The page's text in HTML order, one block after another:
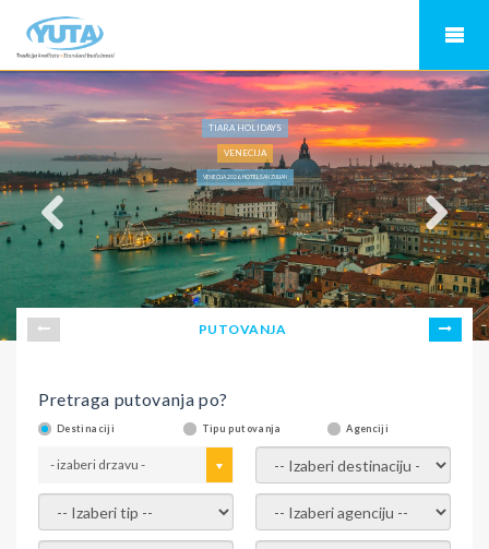
TIARA HOLIDAYS
VENECIJA
VENECIJA 2026, HOTEL SAN ZULIAN
PUTOVANJA
Pretraga putovanja po?
Destinaciji Tipu putovanja Agenciji
- izaberi drzavu - - izaberi destinaciju -
- izaberi tip - - izaberi agenciju -